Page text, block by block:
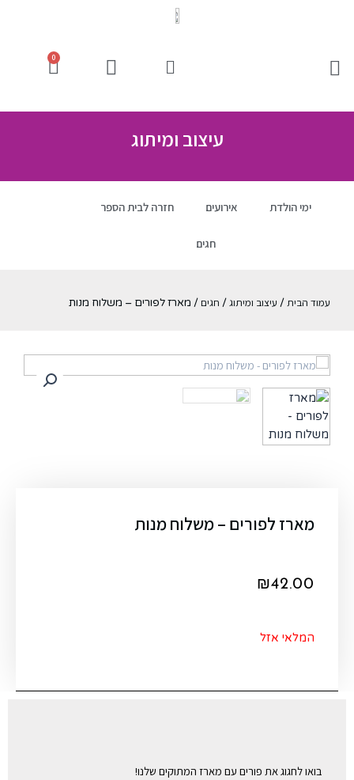
0
עיצוב ומיתוג
ימי הולדת אירועים חזרה לבית הספר
חגים
עמוד הבית/ עיצוב ומיתוג/ חגים/ מארז לפורים – משלוח מנות
מארז לפורים – משלוח מנות
₪42.00
המלאי אזל
בואו לחגוג את פורים עם מארז המתוקים שלנו!